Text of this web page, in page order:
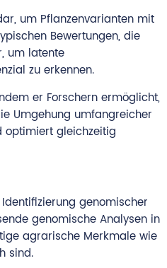
um Pflanzenvarianten mit
Bewertungen, die
um latente
zu erkennen.
er Forschern ermöglicht,
Umgehung umfangreicher
optimiert gleichzeitig
genomischer
genomische Analysen in
agrarische Merkmale wie
sind.